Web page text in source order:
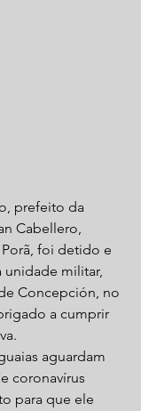
prefeito da
Cabellero,
foi detido e
unidade militar,
Concepción, no
a cumprir
aguardam
coronavírus
para que ele